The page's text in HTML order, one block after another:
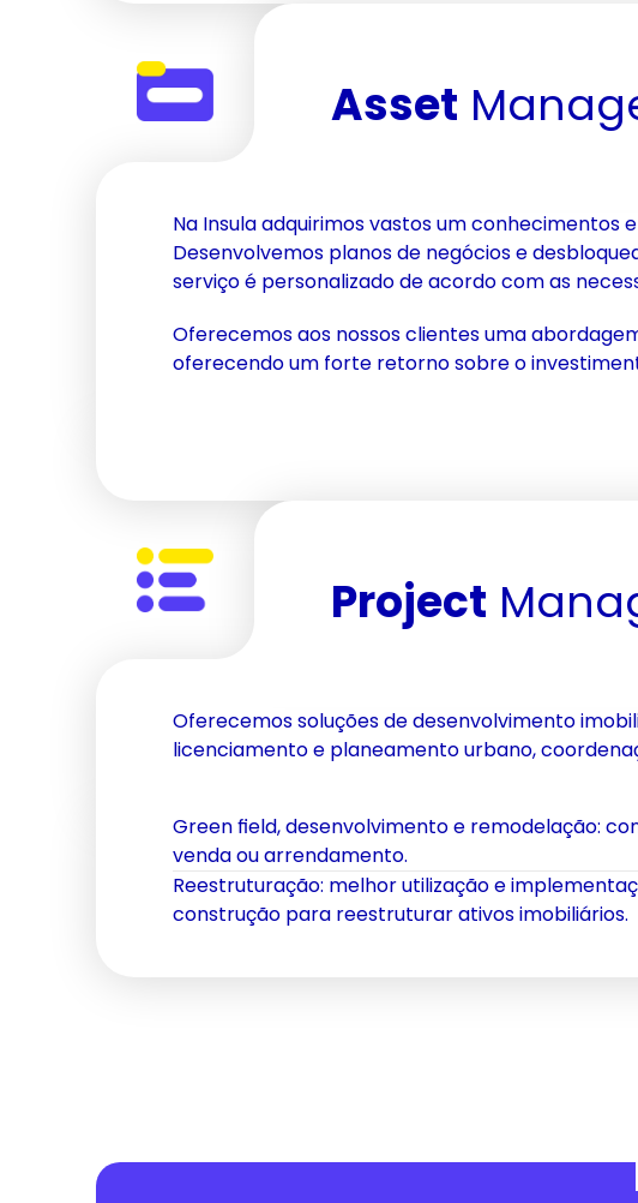
Asset
Na Insula adquirimos vastos um conhecimentos
Desenvolvemos planos de negócios e
serviço é personalizado de acordo com as
Oferecemos aos nossos clientes uma
oferecendo um forte retorno sobre o
Project
Oferecemos soluções de desenvolvimento
licenciamento e planeamento urbano,
Green field, desenvolvimento e remodelação:
venda ou arrendamento.
Reestruturação: melhor utilização e
construção para reestruturar ativos imobiliários.